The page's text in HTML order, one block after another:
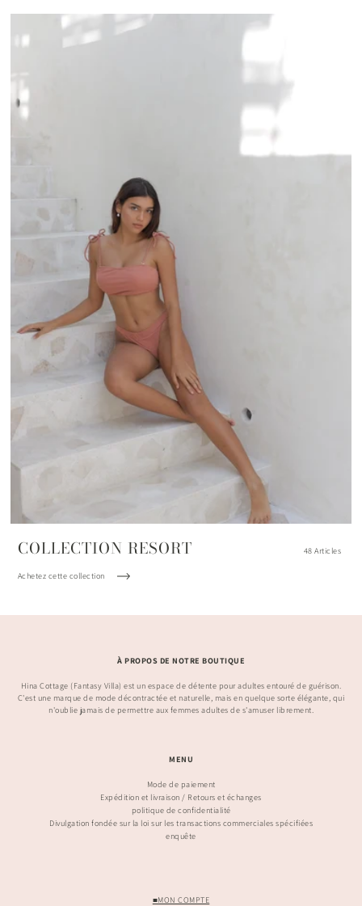
COLLECTION RESORT 48 Articles
Achetez cette collection
À PROPOS DE NOTRE BOUTIQUE
Hina Cottage (Fantasy Villa) est un espace de détente pour adultes entouré de guérison.
C'est une marque de mode décontractée et naturelle, mais en quelque sorte élégante, qui
n'oublie jamais de permettre aux femmes adultes de s'amuser librement.
MENU
Mode de paiement
Expédition et livraison / Retours et échanges
politique de confidentialité
Divulgation fondée sur la loi sur les transactions commerciales spécifiées
enquête
■MON COMPTE